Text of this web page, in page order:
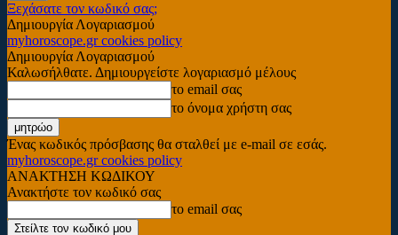
Ξεχάσατε τον κωδικό σας;
Δημιουργία Λογαριασμού
myhoroscope.gr cookies policy
Δημιουργία Λογαριασμού
Καλωσήλθατε. Δημιουργείστε λογαριασμό μέλους
το email σας
το όνομα χρήστη σας
Ένας κωδικός πρόσβασης θα σταλθεί με e-mail σε εσάς.
myhoroscope.gr cookies policy
ΑΝΑΚΤΗΣΗ ΚΩΔΙΚΟΥ
Ανακτήστε τον κωδικό σας
το email σας